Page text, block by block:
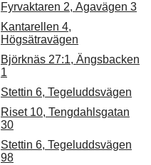
Fyrvaktaren 2, Agavägen 3
Kantarellen 4,
Högsätravägen
Björknäs 27:1, Ängsbacken
1
Stettin 6, Tegeluddsvägen
Riset 10, Tengdahlsgatan
30
Stettin 6, Tegeluddsvägen
98